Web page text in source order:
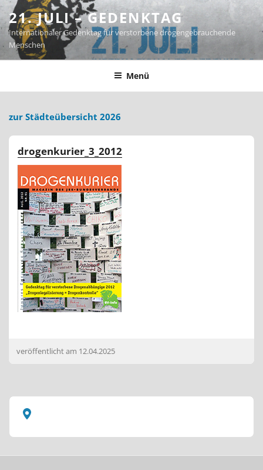
Zum
Inhalt
springen
21. JULI – GEDENKTAG
Internationaler Gedenktag für verstorbene drogengebrauchende
Menschen
Menü
zur Städteübersicht 2026
drogenkurier_3_2012
veröffentlicht am 12.04.2025